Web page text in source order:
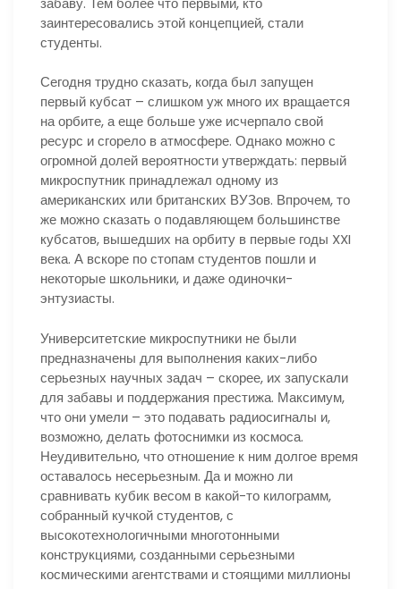
заинтересовались этой концепцией, стали
студенты.
Сегодня трудно сказать, когда был запущен
первый кубсат – слишком уж много их вращается
на орбите, а еще больше уже исчерпало свой
ресурс и сгорело в атмосфере. Однако можно с
огромной долей вероятности утверждать: первый
микроспутник принадлежал одному из
американских или британских ВУЗов. Впрочем, то
же можно сказать о подавляющем большинстве
кубсатов, вышедших на орбиту в первые годы XXI
века. А вскоре по стопам студентов пошли и
некоторые школьники, и даже одиночки-
энтузиасты.
Университетские микроспутники не были
предназначены для выполнения каких-либо
серьезных научных задач – скорее, их запускали
для забавы и поддержания престижа. Максимум,
что они умели – это подавать радиосигналы и,
возможно, делать фотоснимки из космоса.
Неудивительно, что отношение к ним долгое время
оставалось несерьезным. Да и можно ли
сравнивать кубик весом в какой-то килограмм,
собранный кучкой студентов, с
высокотехнологичными многотонными
конструкциями, созданными серьезными
космическими агентствами и стоящими миллионы